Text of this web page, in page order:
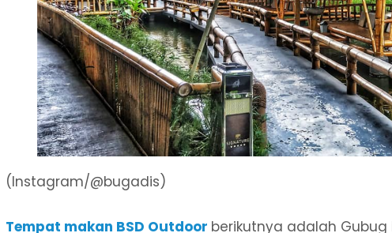
(Instagram/@bugadis)
Tempat makan BSD Outdoor berikutnya adalah